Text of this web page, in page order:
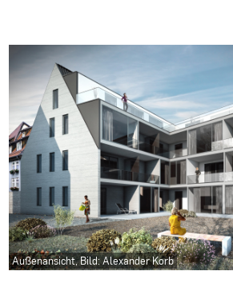
Außenansicht, Bild: Alexander Korb